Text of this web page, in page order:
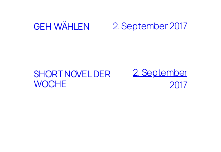
GEH WÄHLEN 2. September 2017
SHORT NOVEL DER
WOCHE
2. September
2017